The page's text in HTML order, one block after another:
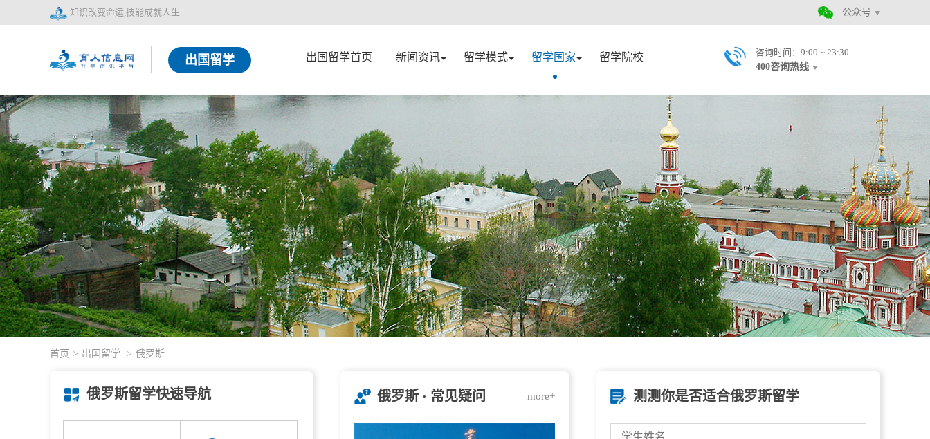
知识改变命运,技能成就人生 公众号
出国留学 出国留学首页 新闻资讯 留学模式 留学国家 留学院校
咨询时间：9:00 ~ 23:30
400咨询热线
首页 > 出国留学 > 俄罗斯
俄罗斯留学快速导航 俄罗斯 · 常见疑问 more+ 测测你是否适合俄罗斯留学